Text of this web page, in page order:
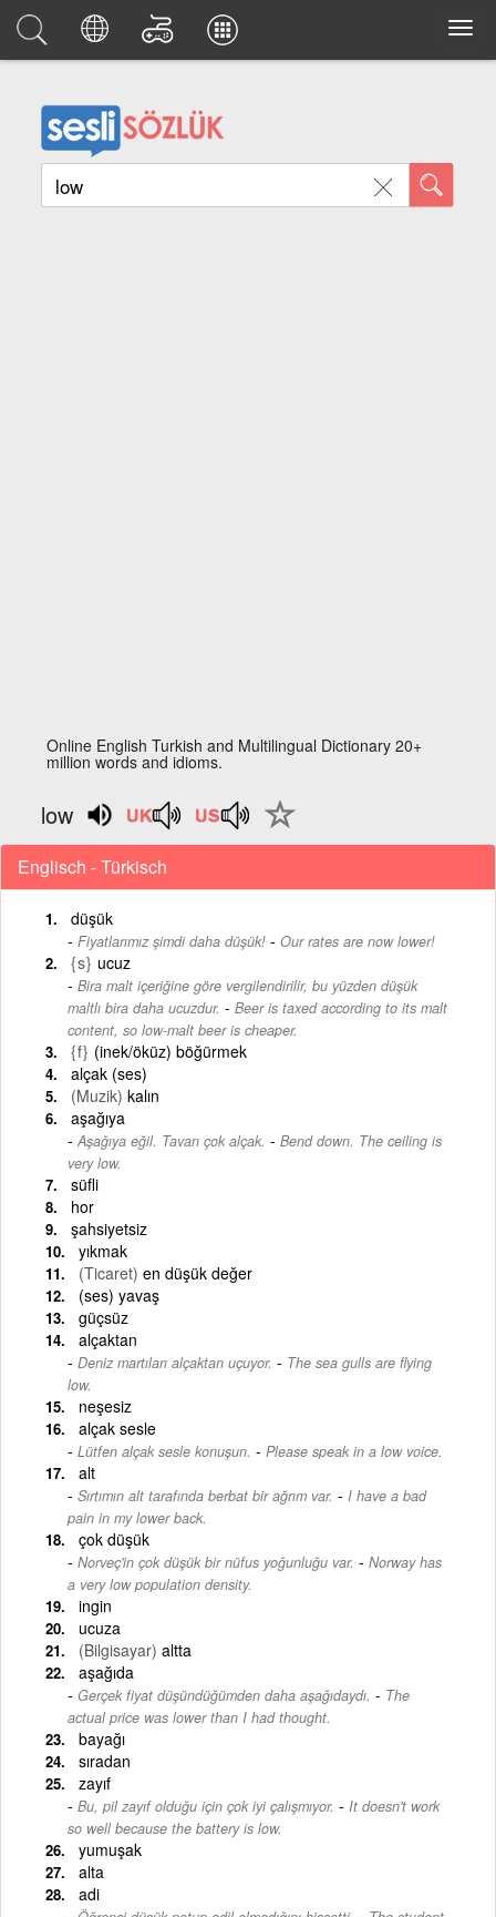
Online English Turkish and Multilingual Dictionary 20+
million words and idioms.
low
Englisch - Türkisch
düşük
Fiyatlarımız şimdi daha düşük! - Our rates are now lower!
{s} ucuz
Bira malt içeriğine göre vergilendirilir, bu yüzden düşük
maltlı bira daha ucuzdur. - Beer is taxed according to its malt
content, so low-malt beer is cheaper.
{f} (inek/öküz) böğürmek
alçak (ses)
(Muzik) kalın
aşağıya
Aşağıya eğil. Tavan çok alçak. - Bend down. The ceiling is
very low.
süfli
hor
şahsiyetsiz
yıkmak
(Ticaret) en düşük değer
(ses) yavaş
güçsüz
alçaktan
Deniz martıları alçaktan uçuyor. - The sea gulls are flying
low.
neşesiz
alçak sesle
Lütfen alçak sesle konuşun. - Please speak in a low voice.
alt
Sırtımın alt tarafında berbat bir ağrım var. - I have a bad
pain in my lower back.
çok düşük
Norveç'in çok düşük bir nüfus yoğunluğu var. - Norway has
a very low population density.
ingin
ucuza
(Bilgisayar) altta
aşağıda
Gerçek fiyat düşündüğümden daha aşağıdaydı. - The
actual price was lower than I had thought.
bayağı
sıradan
zayıf
Bu, pil zayıf olduğu için çok iyi çalışmıyor. - It doesn't work
so well because the battery is low.
yumuşak
alta
adi